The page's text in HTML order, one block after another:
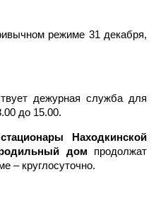
режиме 31 декабря,
дежурная служба для
до 15.00.
Находкинской
дом продолжат
– круглосуточно.